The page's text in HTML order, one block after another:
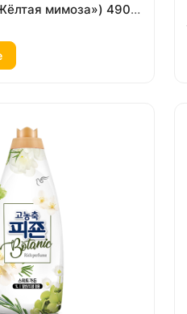
мимоза») 490